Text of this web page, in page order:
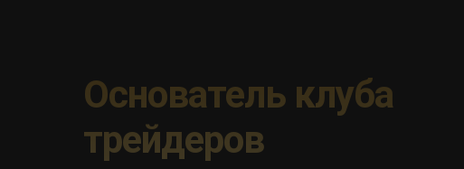
Основатель клуба
трейдеров